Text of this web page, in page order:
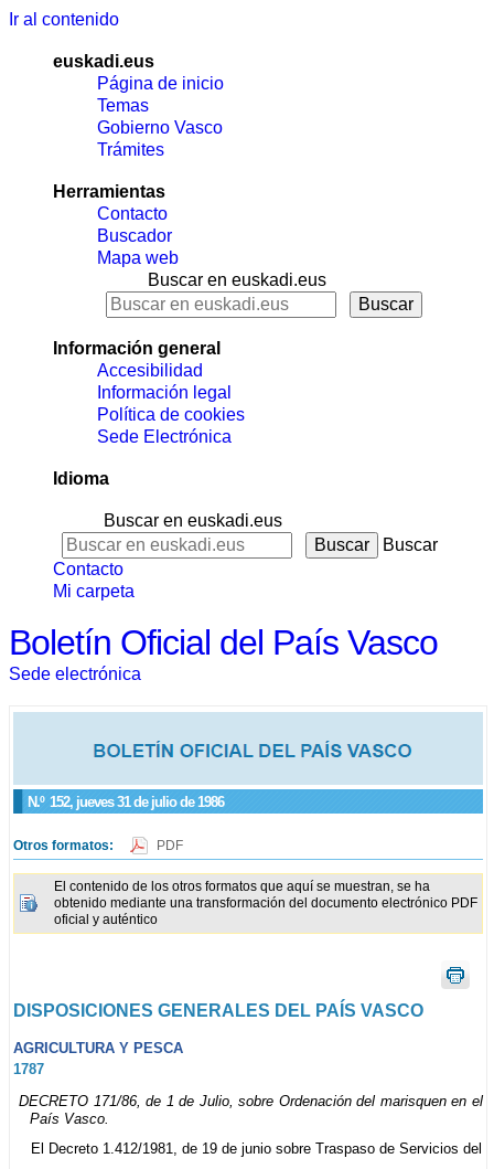
Ir al contenido
euskadi.eus
Página de inicio
Temas
Gobierno Vasco
Trámites
Herramientas
Contacto
Buscador
Mapa web
Buscar en euskadi.eus
Información general
Accesibilidad
Información legal
Política de cookies
Sede Electrónica
Idioma
Buscar en euskadi.eus
Buscar
Contacto
Mi carpeta
Boletín Oficial del País Vasco
Sede electrónica
N.º 152, jueves 31 de julio de 1986
Otros formatos: PDF
El contenido de los otros formatos que aquí se muestran, se ha
obtenido mediante una transformación del documento electrónico PDF
oficial y auténtico
DISPOSICIONES GENERALES DEL PAÍS VASCO
AGRICULTURA Y PESCA
1787
DECRETO 171/86, de 1 de Julio, sobre Ordenación del marisquen en el
País Vasco.
El Decreto 1.412/1981, de 19 de junio sobre Traspaso de Servicios del